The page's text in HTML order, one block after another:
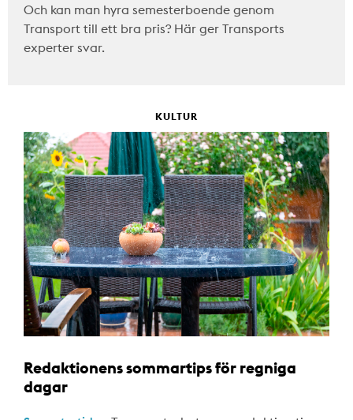
Och kan man hyra semesterboende genom
Transport till ett bra pris? Här ger Transports
experter svar.
KULTUR
Redaktionens sommartips för regniga
dagar